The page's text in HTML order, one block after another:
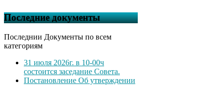
Последние документы
Последнии Документы по всем
категориям
31 июля 2026г. в 10-00ч
состоится заседание Совета.
Постановление Об утверждении